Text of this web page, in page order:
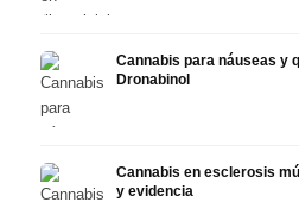
Cannabis para náuseas y
Dronabinol
Cannabis en esclerosis
y evidencia